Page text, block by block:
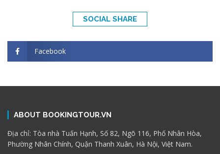
SOCIAL SHARE
Facebook
ABOUT BOOKINGTOUR.VN
Địa chỉ: Tòa nhà Tuấn Hạnh, Số 82, Ngõ 116, Phố Nhân Hòa,
Phường Nhân Chính, Quận Thanh Xuân, Hà Nội, Việt Nam.